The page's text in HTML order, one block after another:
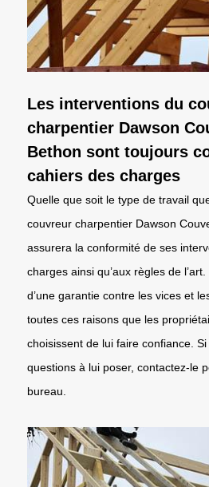
Les interventions du
charpentier Dawson
Bethon sont toujours
cahiers des charges
Quelle que soit le type de travail
couvreur charpentier Dawson
assurera la conformité de ses
charges ainsi qu’aux règles de
d’une garantie contre les vices et
toutes ces raisons que les
choisissent de lui faire confiance.
questions à lui poser, contactez-le
bureau.